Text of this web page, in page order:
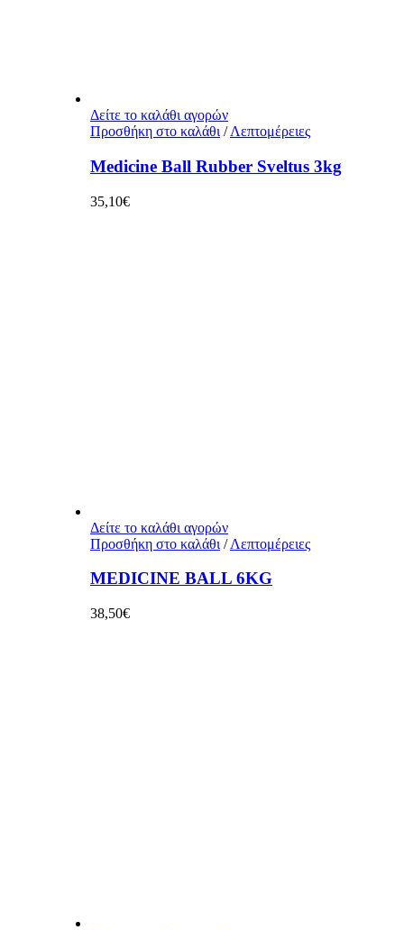
Δείτε το καλάθι αγορών
Προσθήκη στο καλάθι / Λεπτομέρειες
Medicine Ball Rubber Sveltus 3kg
35,10€
Δείτε το καλάθι αγορών
Προσθήκη στο καλάθι / Λεπτομέρειες
MEDICINE BALL 6KG
38,50€